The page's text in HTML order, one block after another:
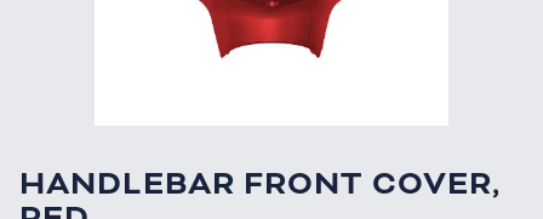
HANDLEBAR FRONT COVER,